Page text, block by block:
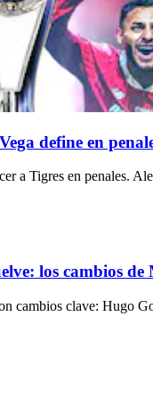
define en
a Tigres en penales.
los cambios
cambios clave: Hugo